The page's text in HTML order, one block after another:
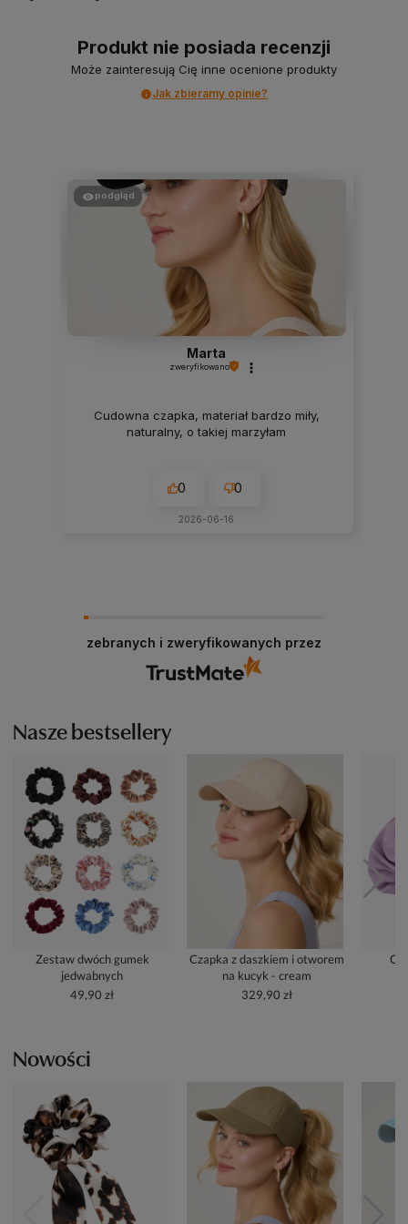
Produkt nie posiada recenzji
Może zainteresują Cię inne ocenione produkty
Jak zbieramy opinie?
podgląd
Marta
zweryfikowano
Cudowna czapka, materiał bardzo miły,
naturalny, o takiej marzyłam
0 0
2026-06-16
zebranych i zweryfikowanych przez
Nasze bestsellery
Zestaw dwóch gumek
jedwabnych
49,90 zł
Czapka z daszkiem i otworem
na kucyk - cream
329,90 zł
Nowości